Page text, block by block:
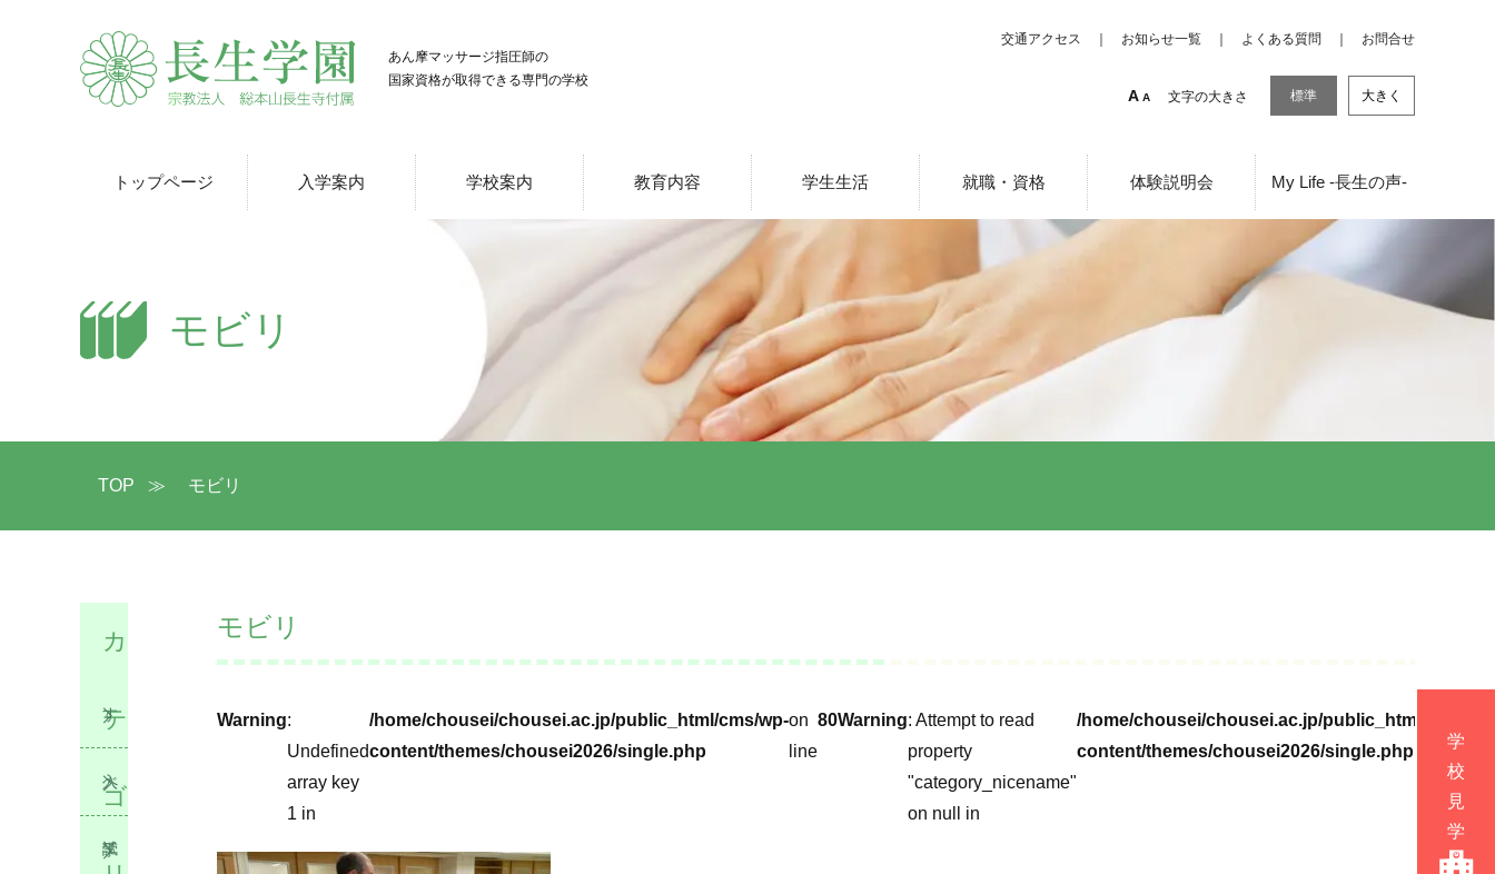
あん摩マッサージ指圧師の
国家資格が取得できる専門の学校
交通アクセス お知らせ一覧 よくある質問 お問合せ
A A 文字の大きさ 標準 大きく
トップページ 入学案内 学校案内 教育内容 学生生活 就職・資格 体験説明会 My Life -長生の声-
モビリ
TOP ≫ モビリ
カ
テ
ゴ
す
べ
て
入
試
学
モビリ
Warning:
Undefined
array key
1 in
/home/chousei/chousei.ac.jp/public_html/cms/wp-
content/themes/chousei2026/single.php
on
line
80Warning: Attempt to read
property
"category_nicename"
on null in
/home/chousei/chousei.ac.jp/public_html/cms/wp-
content/themes/chousei2026/single.php